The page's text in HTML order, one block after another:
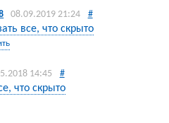
08.09.2019 21:24 #
все, что скрыто
14:45 #
что скрыто